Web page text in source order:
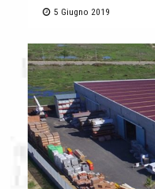
5 Giugno 2019